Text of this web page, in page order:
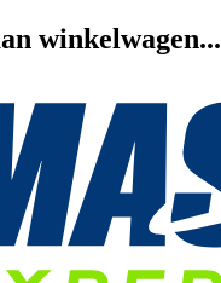
winkelwagen...